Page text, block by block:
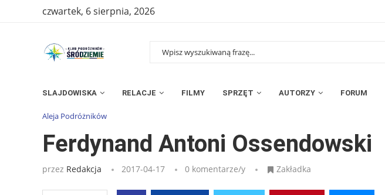
czwartek, 6 sierpnia, 2026
SLAJDOWISKA RELACJE FILMY SPRZĘT AUTORZY FORUM
Strona główna» Wpisy »Ferdynand Antoni Ossendowski
Aleja Podróżników
Ferdynand Antoni Ossendowski
przez Redakcja 2017-04-17 0 komentarze/y Zakładka